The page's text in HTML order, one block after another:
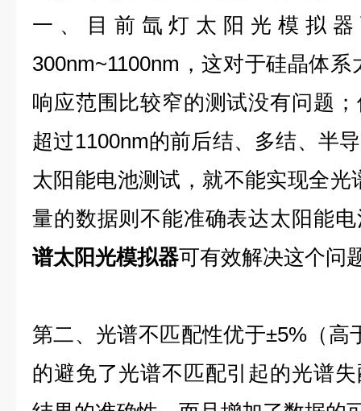
一、目前氙灯太阳光模拟
300nm~1100nm，这对于硅晶体
响应范围比较窄的测试没有问题
超过1100nm的前后结、多结、半
太阳能电池测试，就不能实现全
量的数据则不能准确表达太阳能
谱太阳光模拟器可有效解决这个问
第二、光谱不匹配性优于±5%（高
的避免了光谱不匹配引起的光谱